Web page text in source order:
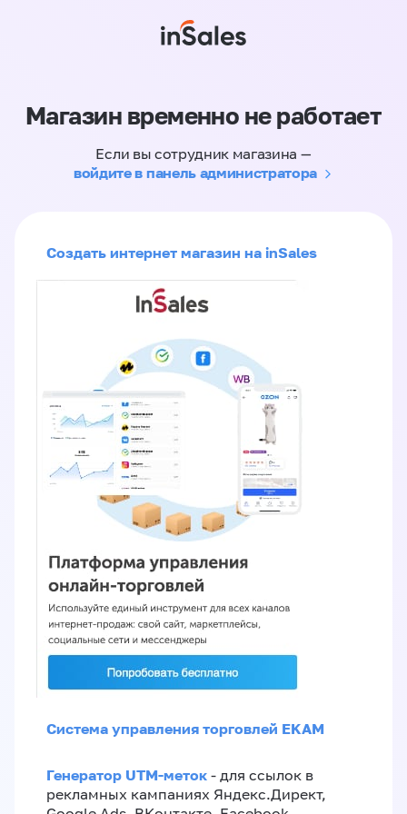
Магазин временно не работает
Если вы сотрудник магазина —
войдите в панель администратора
Создать интернет магазин на inSales
Система управления торговлей EKAM
Генератор UTM-меток - для ссылок в
рекламных кампаниях Яндекс.Директ,